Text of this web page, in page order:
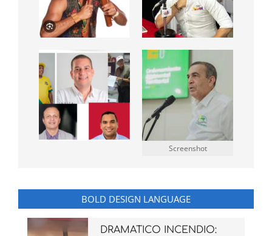
Screenshot
BOLD DESIGN LANGUAGE
DRAMATICO INCENDIO: